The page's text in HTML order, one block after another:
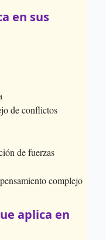
en sus
de conflictos
de fuerzas
complejo
aplica en